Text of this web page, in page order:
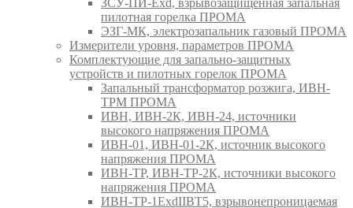
ЗСУ-ПИ-Exd, взрывозащищенная запальная
пилотная горелка ПРОМА
ЭЗГ-МК, электрозапальник газовый ПРОМА
Измерители уровня, параметров ПРОМА
Комплектующие для запально-защитных
устройств и пилотных горелок ПРОМА
Запальный трансформатор розжига, ИВН-
ТРМ ПРОМА
ИВН, ИВН-2К, ИВН-24, источники
высокого напряжения ПРОМА
ИВН-01, ИВН-01-2К, источник высокого
напряжения ПРОМА
ИВН-ТР, ИВН-ТР-2К, источники высокого
напряжения ПРОМА
ИВН-ТР-1ExdIIBT5, взрывонепроницаемая